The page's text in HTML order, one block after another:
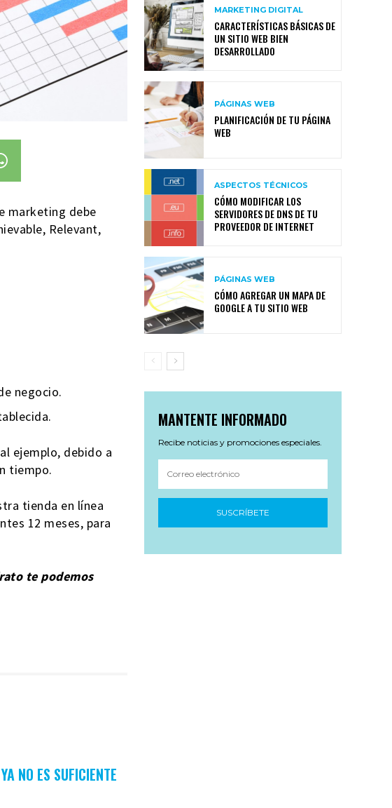
marketing debe
Relevant,
negocio.
ejemplo, debido a
tiempo.
tienda en línea
12 meses, para
te podemos
NO ES SUFICIENTE
MARKETING DIGITAL
CARACTERÍSTICAS BÁSICAS DE
UN SITIO WEB BIEN
DESARROLLADO
PÁGINAS WEB
PLANIFICACIÓN DE TU PÁGINA
WEB
ASPECTOS TÉCNICOS
CÓMO MODIFICAR LOS
SERVIDORES DE DNS DE TU
PROVEEDOR DE INTERNET
PÁGINAS WEB
CÓMO AGREGAR UN MAPA DE
GOOGLE A TU SITIO WEB
MANTENTE INFORMADO
Recibe noticias y promociones especiales.
SUSCRÍBETE